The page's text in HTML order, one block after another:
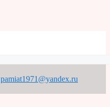
pamiat1971@yandex.ru